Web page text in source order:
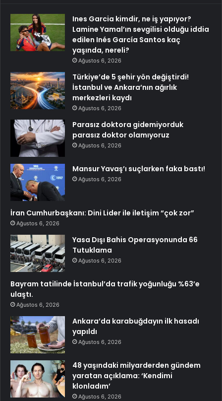
Ines Garcia kimdir, ne iş yapıyor?
Lamine Yamal’ın sevgilisi olduğu iddia
edilen Inés García Santos kaç
yaşında, nereli?
Ağustos 6, 2026
Türkiye’de 5 şehir yön değiştirdi!
İstanbul ve Ankara’nın ağırlık
merkezleri kaydı
Ağustos 6, 2026
Parasız doktora gidemiyorduk
parasız doktor olamıyoruz
Ağustos 6, 2026
Mansur Yavaş’ı suçlarken faka bastı!
Ağustos 6, 2026
İran Cumhurbaşkanı: Dini Lider ile iletişim “çok zor”
Ağustos 6, 2026
Yasa Dışı Bahis Operasyonunda 66
Tutuklama
Ağustos 6, 2026
Bayram tatilinde İstanbul’da trafik yoğunluğu %63’e
ulaştı.
Ağustos 6, 2026
Ankara’da karabuğdayın ilk hasadı
yapıldı
Ağustos 6, 2026
48 yaşındaki milyarderden gündem
yaratan açıklama: ‘Kendimi
klonladım’
Ağustos 6, 2026